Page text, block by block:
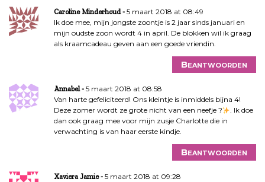
Caroline Minderhoud
5 maart 2018 at 08:49
Ik doe mee, mijn jongste zoontje is 2 jaar sinds januari en
mijn oudste zoon wordt 4 in april. De blokken wil ik graag
als kraamcadeau geven aan een goede vriendin.
Beantwoorden
Annabel
5 maart 2018 at 08:58
Van harte gefeliciteerd! Ons kleintje is inmiddels bijna 4!
Deze zomer wordt ze grote nicht van een neefje ?
. Ik doe
dan ook graag mee voor mijn zusje Charlotte die in
verwachting is van haar eerste kindje.
Beantwoorden
Xaviera Jamie
5 maart 2018 at 09:28